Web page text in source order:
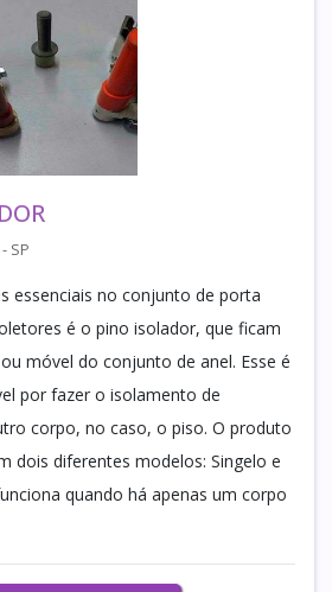
SP
essenciais no conjunto de porta
é o pino isolador, que ficam
móvel do conjunto de anel. Esse é
por fazer o isolamento de
corpo, no caso, o piso. O produto
dois diferentes modelos: Singelo e
quando há apenas um corpo